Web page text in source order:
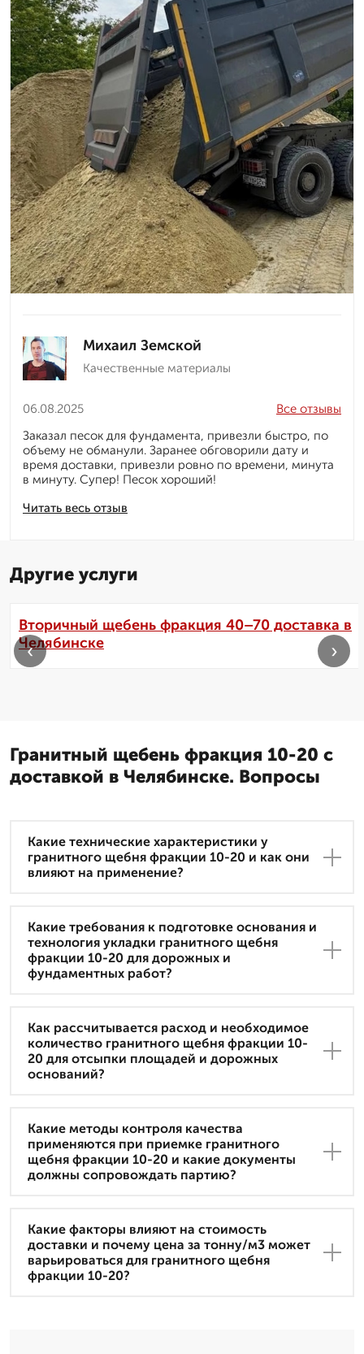
Михаил Земской
Качественные материалы
06.08.2025
Читать весь отзыв
Все отзывы
Заказал песок для фундамента, привезли быстро, по
объему не обманули. Заранее обговорили дату и
время доставки, привезли ровно по времени, минута
в минуту. Супер! Песок хороший!
Другие услуги
Вторичный щебень фракция 40–70 доставка в
Челябинске
‹ ›
Гранитный щебень фракция 10-20 с
доставкой в Челябинске. Вопросы
Какие технические характеристики у
гранитного щебня фракции 10-20 и как они
влияют на применение?
Какие требования к подготовке основания и
технология укладки гранитного щебня
фракции 10-20 для дорожных и
фундаментных работ?
Как рассчитывается расход и необходимое
количество гранитного щебня фракции 10-
20 для отсыпки площадей и дорожных
оснований?
Какие методы контроля качества
применяются при приемке гранитного
щебня фракции 10-20 и какие документы
должны сопровождать партию?
Какие факторы влияют на стоимость
доставки и почему цена за тонну/м3 может
варьироваться для гранитного щебня
фракции 10-20?